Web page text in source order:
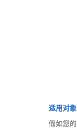
适用对象
假如您